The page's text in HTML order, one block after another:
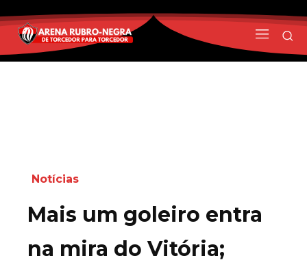
Notícias
Mais um goleiro entra
na mira do Vitória;